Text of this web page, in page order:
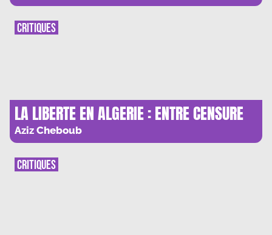
LA LIBERTE EN ALGERIE : ENTRE CENSURE
ET REPRESSION
Aziz Cheboub
CRITIQUES
CRITIQUES